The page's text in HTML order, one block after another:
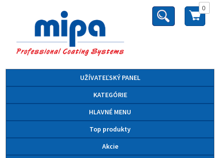
0
UŽÍVATEĽSKÝ PANEL
KATEGÓRIE
HLAVNÉ MENU
Top produkty
Akcie